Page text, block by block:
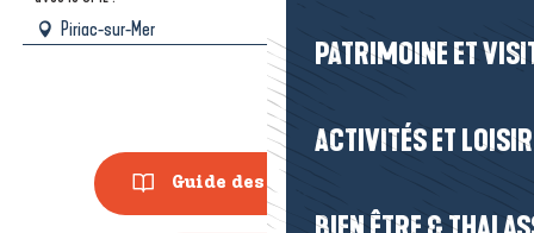
PATRIMOINE ET
ACTIVITÉS ET
Piriac-sur-Mer
Guide des Animations